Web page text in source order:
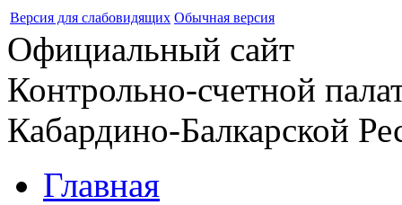
Версия для слабовидящих Обычная версия
Официальный сайт
Контрольно-счетной
Кабардино-Балкарской
Главная